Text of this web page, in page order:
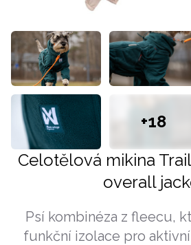
+18
Celotělová mikina
overall
Psí kombinéza z fleecu,
funkční izolace pro